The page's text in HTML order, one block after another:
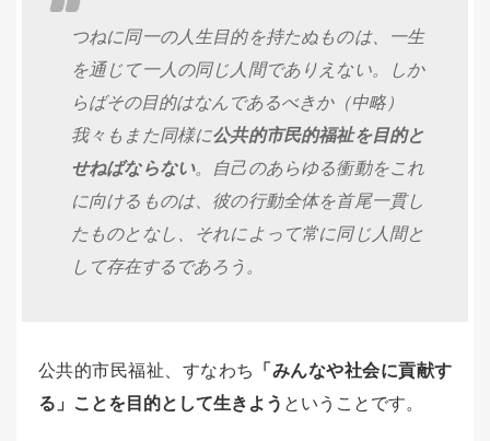
つねに同一の人生目的を持たぬものは、一生
を通じて一人の同じ人間でありえない。しか
らばその目的はなんであるべきか（中略）
我々もまた同様に公共的市民的福祉を目的と
せねばならない。自己のあらゆる衝動をこれ
に向けるものは、彼の行動全体を首尾一貫し
たものとなし、それによって常に同じ人間と
して存在するであろう。
公共的市民福祉、すなわち
「みんなや社会に貢献す
る」ことを目的として生きよう ということです。